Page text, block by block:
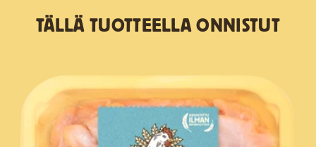
TÄLLÄ TUOTTEELLA ONNISTUT